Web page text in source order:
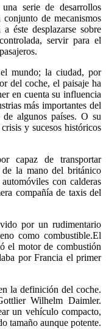
serie de desarrollos
de mecanismos
éste desplazarse sobre
servir para el
mundo; la ciudad, por
del coche, el paisaje ha
en cuenta su influencia
más importantes del
algunos países. O su
y sucesos históricos
capaz de transportar
de la mano del británico
con calderas
compañía de taxis del
por un rudimentario
como combustible.El
el motor de combustión
por Francia el primer
la definición del coche.
Wilhelm Daimler.
un vehículo compacto,
tamaño aunque potente.